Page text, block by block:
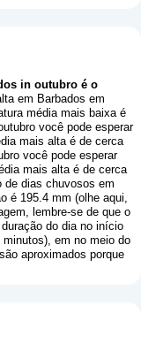
in outubro é o
em Barbados em
média mais baixa é
você pode esperar
mais alta é de cerca
você pode esperar
mais alta é de cerca
dias chuvosos em
é 195.4 mm (olhe aqui,
lembre-se de que o
do dia no início
em no meio do
aproximados porque